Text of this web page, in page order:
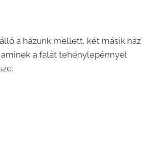
a házunk mellett, két másik ház
a falát tehénylepénnyel